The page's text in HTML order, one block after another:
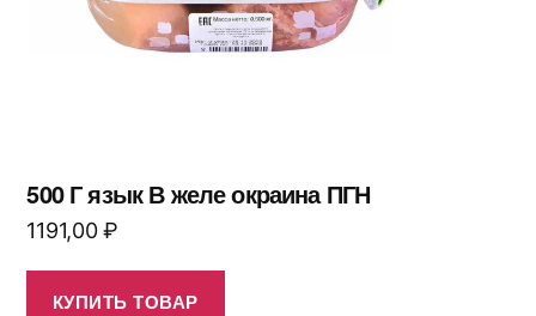
500 Г язык В желе окраина ПГН
1191,00₽
КУПИТЬ ТОВАР